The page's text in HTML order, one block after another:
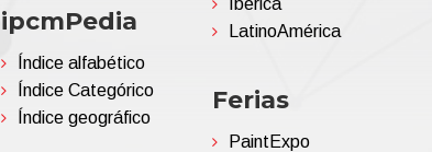
ipcmPedia
Índice alfabético
Índice Categórico
Índice geográfico
Ibérica
LatinoAmérica
Ferias
PaintExpo